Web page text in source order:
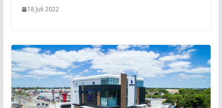
18 Juli 2022